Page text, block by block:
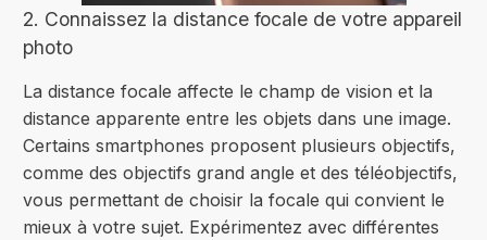
2. Connaissez la distance focale de votre appareil
photo
La distance focale affecte le champ de vision et la
distance apparente entre les objets dans une image.
Certains smartphones proposent plusieurs objectifs,
comme des objectifs grand angle et des téléobjectifs,
vous permettant de choisir la focale qui convient le
mieux à votre sujet. Expérimentez avec différentes